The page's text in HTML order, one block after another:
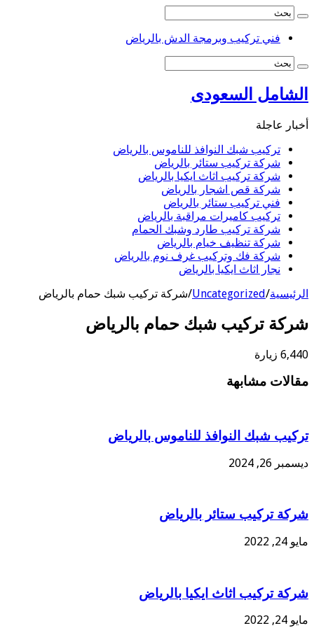
فني تركيب وبرمجة الدش بالرياض
السعودى
عاجلة
تركيب شبك النوافذ للناموس بالرياض
شركة تركيب ستائر بالرياض
شركة تركيب اثاث ايكيا بالرياض
شركة قص اشجار بالرياض
فني تركيب ستائر بالرياض
تركيب كاميرات مراقبة بالرياض
شركة تركيب طارد وشبك الحمام
شركة تنظيف خيام بالرياض
شركة فك وتركيب غرف نوم بالرياض
نجار اثاث ايكيا بالرياض
/
Uncategorized
/شركة تركيب شبك حمام بالرياض
تركيب شبك حمام بالرياض
زيارة
مشابهة
شبك النوافذ للناموس بالرياض
26, 2024
تركيب ستائر بالرياض
2022
تركيب اثاث ايكيا بالرياض
2022